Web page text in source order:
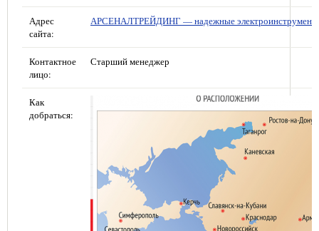
Адрес
сайта:
АРСЕНАЛТРЕЙДИНГ — надежные
Контактное
лицо:
Старший менеджер
Как
добраться: